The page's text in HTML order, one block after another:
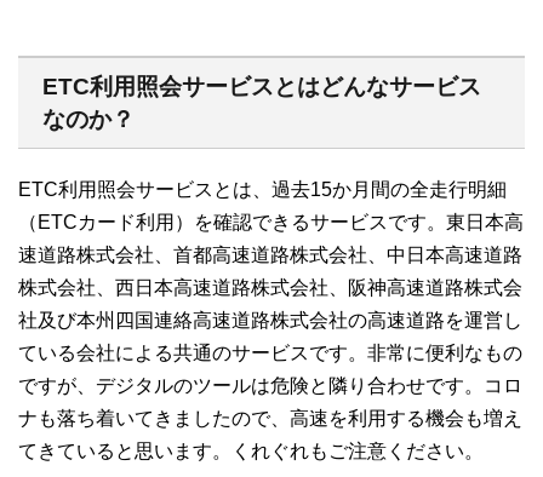
ETC利用照会サービスとはどんなサービス
なのか？
ETC利用照会サービスとは、過去15か月間の全走行明細
（ETCカード利用）を確認できるサービスです。東日本高
速道路株式会社、首都高速道路株式会社、中日本高速道路
株式会社、西日本高速道路株式会社、阪神高速道路株式会
社及び本州四国連絡高速道路株式会社の高速道路を運営し
ている会社による共通のサービスです。非常に便利なもの
ですが、デジタルのツールは危険と隣り合わせです。コロ
ナも落ち着いてきましたので、高速を利用する機会も増え
てきていると思います。くれぐれもご注意ください。